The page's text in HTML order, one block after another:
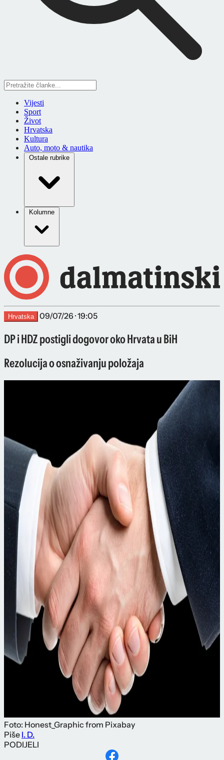
Vijesti
Sport
Život
Hrvatska
Kultura
Auto, moto & nautika
Ostale rubrike
Kolumne
Hrvatska 09/07/26 · 19:05
DP i HDZ postigli dogovor oko Hrvata u BiH
Rezolucija o osnaživanju položaja
Foto: Honest_Graphic from Pixabay
Piše I. D.
PODIJELI